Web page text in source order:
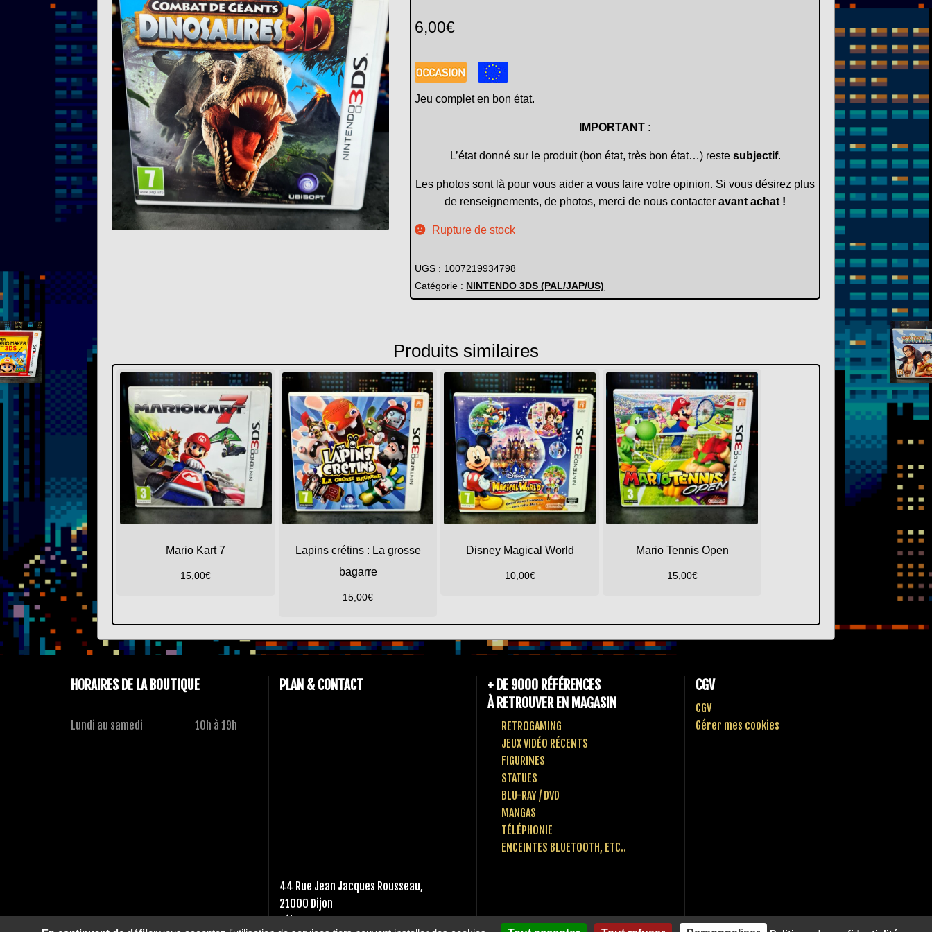
6,00€
Jeu complet en bon état.
IMPORTANT :
L’état donné sur le produit (bon état, très bon état…) reste subjectif.
Les photos sont là pour vous aider a vous faire votre opinion. Si vous désirez plus
de renseignements, de photos, merci de nous contacteravant achat !
Rupture de stock
UGS : 1007219934798
Catégorie : NINTENDO 3DS (PAL/JAP/US)
Produits similaires
Mario Kart 7
15,00€
Lapins crétins : La grosse
bagarre
15,00€
Disney Magical World
10,00€
Mario Tennis Open
15,00€
HORAIRES DE LA BOUTIQUE
Lundi au samedi 10h à 19h
PLAN & CONTACT
44 Rue Jean Jacques Rousseau,
21000 Dijon
Tél :03 80 10 49 65
+ DE 9000 RÉFÉRENCES
À RETROUVER EN MAGASIN
RETROGAMING
JEUX VIDÉO RÉCENTS
FIGURINES
STATUES
BLU-RAY / DVD
MANGAS
TÉLÉPHONIE
ENCEINTES BLUETOOTH, ETC..
CGV
CGV
Gérer mes cookies